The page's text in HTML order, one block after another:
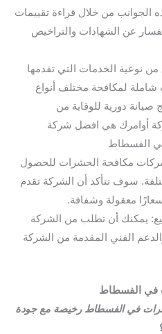
الجوانب من خلال قراءة تقييمات
عن الشهادات والتراخيص
نوعية الخدمات التي تقدمها
لمكافحة مختلف أنواع
صيانة دورية للوقاية من
أوامرك هي افضل شركة
الفسطاط
شركات مكافحة الحشرات للحصول
سوف تتأكد أن الشركة تقدم
معقولة وشفافة.
يمكنك أن تطلب من الشركة
الفني المقدمة من الشركة
في الفسطاط
في الفسطاط رخيصة مع جودة